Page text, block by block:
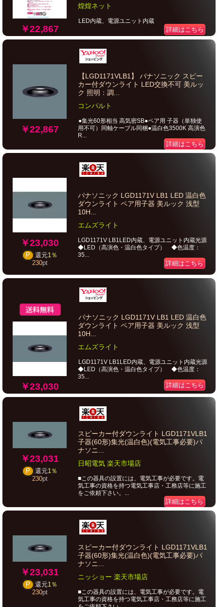
￥22,867
煌煌ネット
LED内蔵、電源ユニット内蔵
詳細はこちら
￥22,867
【LGD1171VLB1】 パナソニック スピー
カー付ダウンライト LED交換不可 美ルッ
ク 照明：調...
コンパルト
●集光60形相当 高気密SB●ペア用 子器（単独使
用不可）同軸ケーブル同梱●温白色3500K 高演色
R...
詳細はこちら
￥23,030
P 還元1％
230pt
パナソニック LGD1171V LB1 LED 温白色
ダウンライト ペア用子器 美ルック 浅型
10H...
エムズライト
LGD1171V LB1LED内蔵、電源ユニット内蔵光源
◆LED（高演色・温白色タイプ） ◆色温度：
35...
詳細はこちら
￥23,030
パナソニック LGD1171V LB1 LED 温白色
ダウンライト ペア用子器 美ルック 浅型
10H...
エムズライト
LGD1171V LB1LED内蔵、電源ユニット内蔵光源
◆LED（高演色・温白色タイプ） ◆色温度：
35...
詳細はこちら
￥23,031
P 還元1％
230pt
スピーカー付ダウンライト LGD1171VLB1
子器(60形)集光(温白色)(電気工事必要)パ
ナソニ...
日昭電気 楽天市場店
■この器具の設置には、電気工事が必要です。電
気工事の資格を持つ電気工事店・工務店等に施工
をご依頼下さい。...
詳細はこちら
￥23,031
P 還元1％
230pt
スピーカー付ダウンライト LGD1171VLB1
子器(60形)集光(温白色)(電気工事必要)パ
ナソニ...
ニッショー 楽天市場店
■この器具の設置には、電気工事が必要です。電
気工事の資格を持つ電気工事店・工務店等に施工